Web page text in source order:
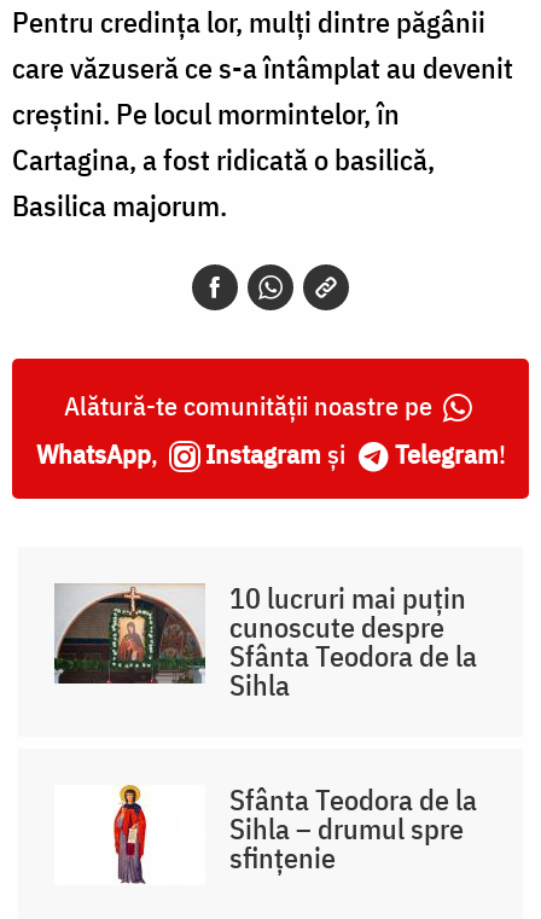
Pentru credința lor, mulți dintre păgânii
care văzuseră ce s-a întâmplat au devenit
creștini. Pe locul mormintelor, în
Cartagina, a fost ridicată o basilică,
Basilica majorum.
Alătură-te comunității noastre pe
WhatsApp, Instagram și Telegram!
10 lucruri mai puțin
cunoscute despre
Sfânta Teodora de la
Sihla
Sfânta Teodora de la
Sihla – drumul spre
sfințenie